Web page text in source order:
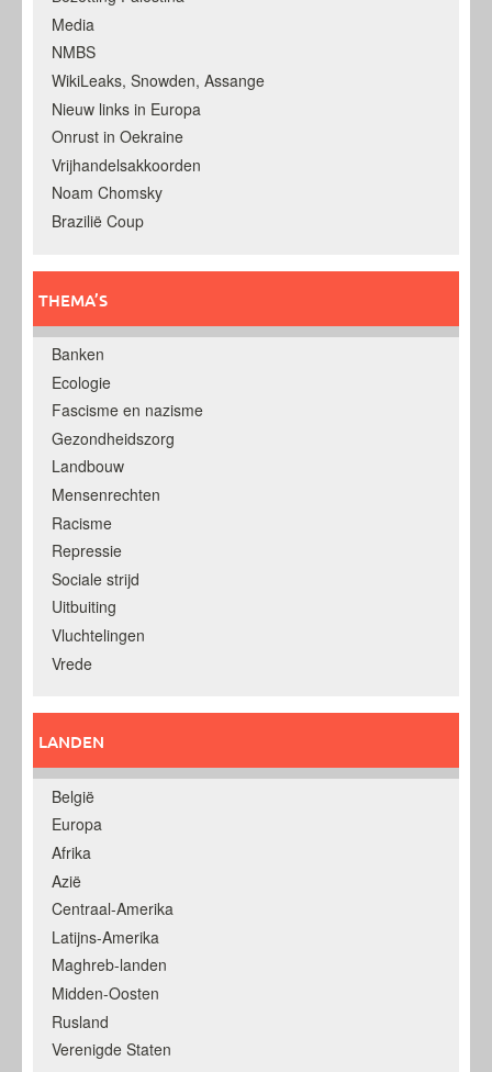
Media
NMBS
WikiLeaks, Snowden, Assange
Nieuw links in Europa
Onrust in Oekraine
Vrijhandelsakkoorden
Noam Chomsky
Brazilië Coup
THEMA’S
Banken
Ecologie
Fascisme en nazisme
Gezondheidszorg
Landbouw
Mensenrechten
Racisme
Repressie
Sociale strijd
Uitbuiting
Vluchtelingen
Vrede
LANDEN
België
Europa
Afrika
Azië
Centraal-Amerika
Latijns-Amerika
Maghreb-landen
Midden-Oosten
Rusland
Verenigde Staten